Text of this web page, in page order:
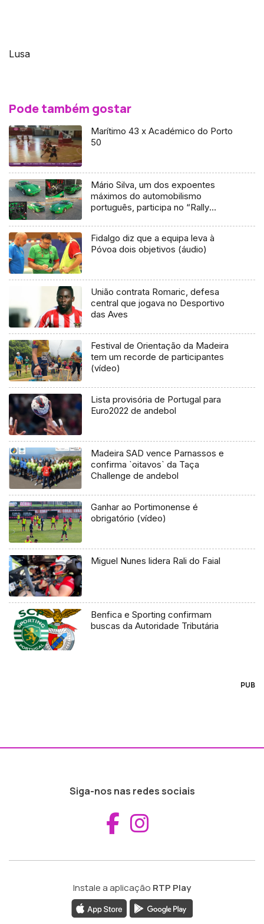
Lusa
Pode também gostar
Marítimo 43 x Académico do Porto
50
Mário Silva, um dos expoentes
máximos do automobilismo
português, participa no “Rally
Fidalgo diz que a equipa leva à
Póvoa dois objetivos (áudio)
União contrata Romaric, defesa
central que jogava no Desportivo
das Aves
Festival de Orientação da Madeira
tem um recorde de participantes
(vídeo)
Lista provisória de Portugal para
Euro2022 de andebol
Madeira SAD vence Parnassos e
confirma `oitavos` da Taça
Challenge de andebol
Ganhar ao Portimonense é
obrigatório (vídeo)
Miguel Nunes lidera Rali do Faial
Benfica e Sporting confirmam
buscas da Autoridade Tributária
PUB
Siga-nos nas redes sociais
Aceder ao
Instale a aplicação RTP Play